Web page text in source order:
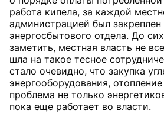
работа кипела, за каждой
администрацией был закреплен
энергосбытового отдела. До
заметить, местная власть не
шла на такое тесное
стало очевидно, что закупка
энергооборудования,
проблема не только
пока еще работает во власти.